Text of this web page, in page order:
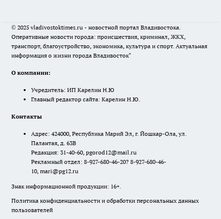
© 2025 vladivostoktimes.ru - новостной портал Владивостока.
Оперативные новости города: происшествия, криминал, ЖКХ,
транспорт, благоустройство, экономика, культура и спорт. Актуальная
информация о жизни города Владивосток"
О компании:
Учредитель: ИП Карелин Н.Ю
Главный редактор сайта: Карелин Н.Ю.
Контакты
Адрес: 424000, Республика Марий Эл, г. Йошкар-Ола, ул.
Палантая, д. 63В
Редакция: 31-40-60, pgorod12@mail.ru
Рекламный отдел: 8-927-680-46-20? 8-927-680-46-
10, mari@pg12.ru
Знак информационной продукции: 16+.
Политика конфиденциальности и обработки персональных данных
пользователей